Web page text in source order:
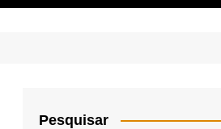
Pesquisar